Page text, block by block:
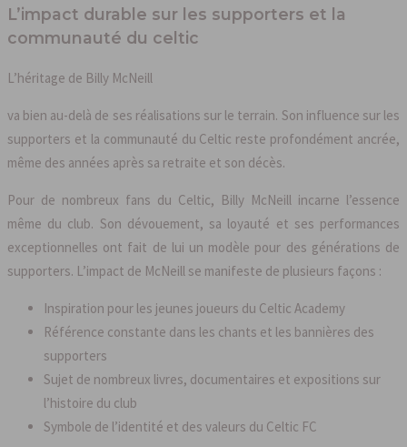
L’impact durable sur les supporters et la
communauté du celtic
L’héritage de Billy McNeill
va bien au-delà de ses réalisations sur le terrain. Son influence sur les
supporters et la communauté du Celtic reste profondément ancrée,
même des années après sa retraite et son décès.
Pour de nombreux fans du Celtic, Billy McNeill incarne l’essence
même du club. Son dévouement, sa loyauté et ses performances
exceptionnelles ont fait de lui un modèle pour des générations de
supporters. L’impact de McNeill se manifeste de plusieurs façons :
Inspiration pour les jeunes joueurs du Celtic Academy
Référence constante dans les chants et les bannières des
supporters
Sujet de nombreux livres, documentaires et expositions sur
l’histoire du club
Symbole de l’identité et des valeurs du Celtic FC